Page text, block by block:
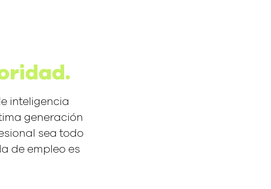
inteligencia
generación
sea todo
de empleo es